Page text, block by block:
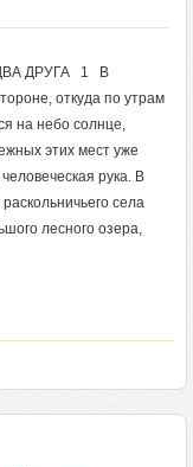
ДРУГА 1 В
откуда по утрам
на небо солнце,
этих мест уже
рука. В
села
лесного озера,